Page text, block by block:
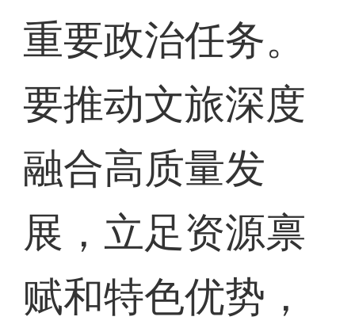
重要政治任务。
要推动文旅深度
融合高质量发
展，立足资源禀
赋和特色优势，